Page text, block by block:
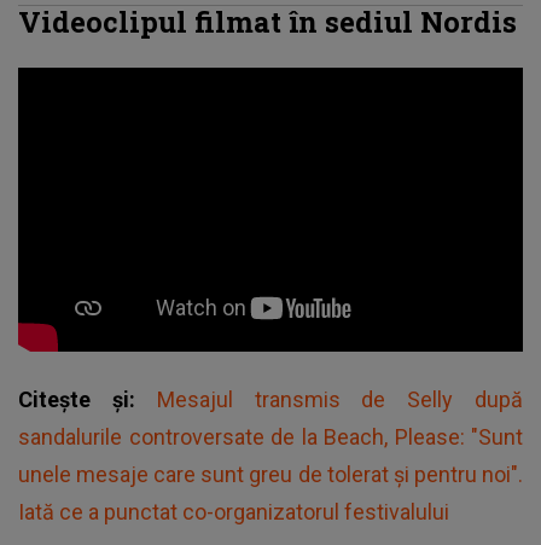
Videoclipul filmat în sediul Nordis
Citește și: Mesajul transmis de Selly după
sandalurile controversate de la Beach, Please: "Sunt
unele mesaje care sunt greu de tolerat și pentru noi".
Iată ce a punctat co-organizatorul festivalului